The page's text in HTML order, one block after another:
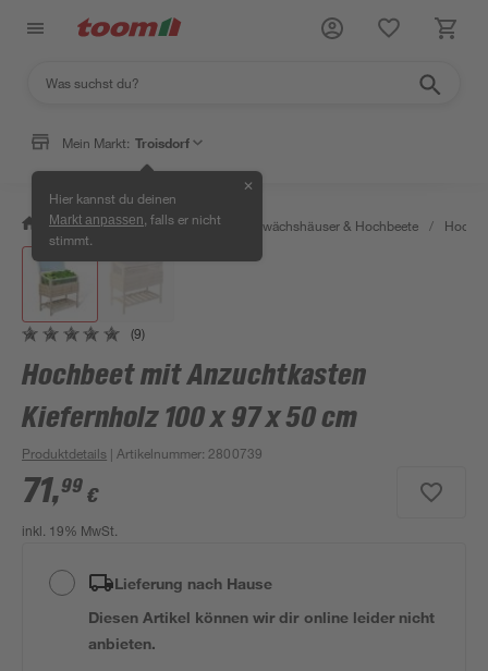
Mein Markt: Troisdorf
Hier kannst du deinen
Markt anpassen , falls er nicht
stimmt.
✕
/ Garten & Freizeit / Anzucht, Gewächshäuser & Hochbeete /
(9)
Hochbeet mit Anzuchtkasten
Kiefernholz 100 x 97 x 50 cm
Produktdetails | Artikelnummer: 2800739
71,99 €
inkl. 19% MwSt.
Lieferung nach Hause
Diesen Artikel können wir dir online leider nicht
anbieten.